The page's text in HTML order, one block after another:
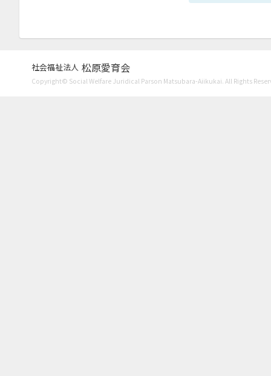
社会福祉法人 松原愛育会
Copyright© Social Welfare Juridical Parson Matsubara-Aiikukai. All Rights